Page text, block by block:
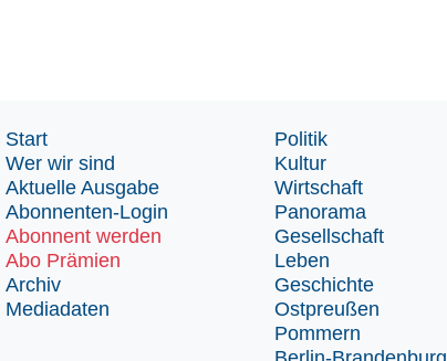
Start
Wer wir sind
Aktuelle Ausgabe
Abonnenten-Login
Abonnent werden
Abo Prämien
Archiv
Mediadaten
Politik
Kultur
Wirtschaft
Panorama
Gesellschaft
Leben
Geschichte
Ostpreußen
Pommern